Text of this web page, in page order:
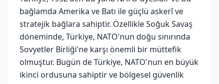
bağlamda Amerika ve Batı ile güçlü askerî ve
stratejik bağlara sahiptir. Özellikle Soğuk Savaş
döneminde, Türkiye, NATO'nun doğu sınırında
Sovyetler Birliği'ne karşı önemli bir müttefik
olmuştur. Bugün de Türkiye, NATO'nun en büyük
ikinci ordusuna sahiptir ve bölgesel güvenlik